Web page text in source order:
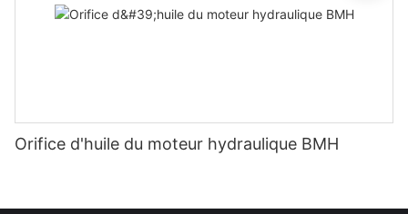
Orifice d'huile du moteur hydraulique BMH